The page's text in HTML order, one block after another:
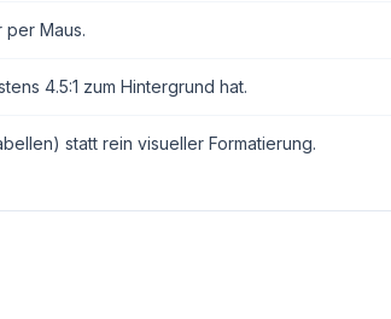
per Maus.
4.5:1 zum Hintergrund hat.
statt rein visueller Formatierung.